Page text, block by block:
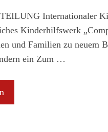
Internationaler
Kinderhilfswerk
und Familien zu neuem
ein Zum …